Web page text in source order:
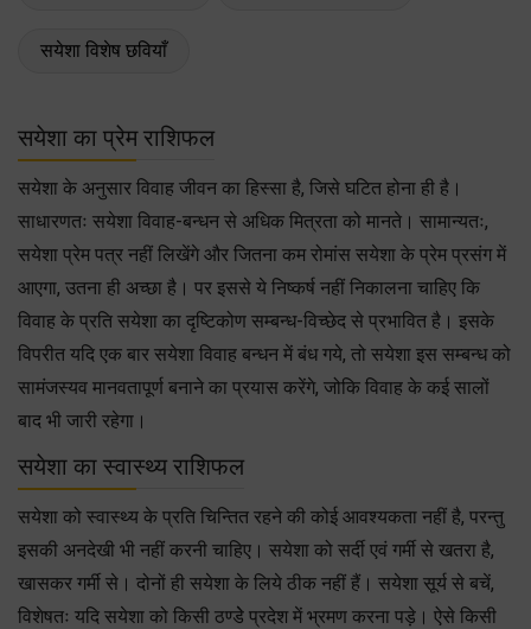
सयेशा विशेष छवियाँ
सयेशा का प्रेम राशिफल
सयेशा के अनुसार विवाह जीवन का हिस्सा है, जिसे घटित होना ही है।
साधारणतः सयेशा विवाह-बन्धन से अधिक मित्रता को मानते। सामान्यतः,
सयेशा प्रेम पत्र नहीं लिखेंगे और जितना कम रोमांस सयेशा के प्रेम प्रसंग में
आएगा, उतना ही अच्छा है। पर इससे ये निष्कर्ष नहीं निकालना चाहिए कि
विवाह के प्रति सयेशा का दृष्टिकोण सम्बन्ध-विच्छेद से प्रभावित है। इसके
विपरीत यदि एक बार सयेशा विवाह बन्धन में बंध गये, तो सयेशा इस सम्बन्ध को
सामंजस्यव मानवतापूर्ण बनाने का प्रयास करेंगे, जोकि विवाह के कई सालों
बाद भी जारी रहेगा।
सयेशा का स्वास्थ्य राशिफल
सयेशा को स्वास्थ्य के प्रति चिन्तित रहने की कोई आवश्यकता नहीं है, परन्तु
इसकी अनदेखी भी नहीं करनी चाहिए। सयेशा को सर्दी एवं गर्मी से खतरा है,
खासकर गर्मी से। दोनों ही सयेशा के लिये ठीक नहीं हैं। सयेशा सूर्य से बचें,
विशेषतः यदि सयेशा को किसी ठण्डेे प्रदेश में भ्रमण करना पड़े। ऐसे किसी